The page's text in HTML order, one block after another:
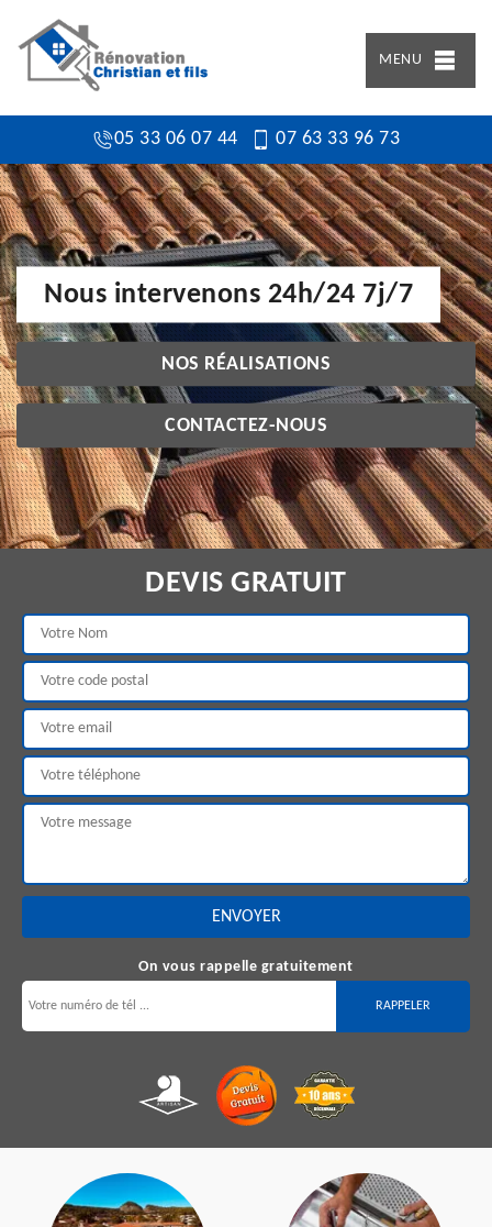
MENU
05 33 06 07 44 07 63 33 96 73
Nous intervenons 24h/24 7j/7
NOS RÉALISATIONS
CONTACTEZ-NOUS
DEVIS GRATUIT
On vous rappelle gratuitement